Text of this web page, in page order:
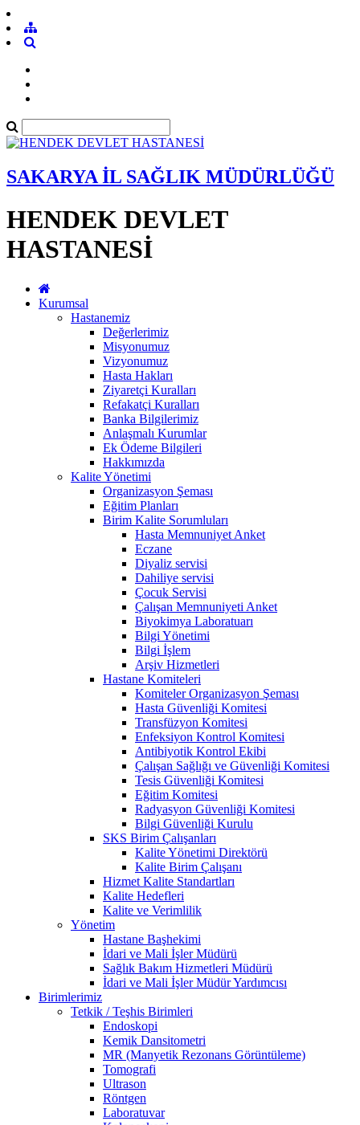
SAKARYA İL SAĞLIK MÜDÜRLÜĞÜ
HENDEK DEVLET
HASTANESİ
Kurumsal
Hastanemiz
Değerlerimiz
Misyonumuz
Vizyonumuz
Hasta Hakları
Ziyaretçi Kuralları
Refakatçi Kuralları
Banka Bilgilerimiz
Anlaşmalı Kurumlar
Ek Ödeme Bilgileri
Hakkımızda
Kalite Yönetimi
Organizasyon Şeması
Eğitim Planları
Birim Kalite Sorumluları
Hasta Memnuniyet Anket
Eczane
Diyaliz servisi
Dahiliye servisi
Çocuk Servisi
Çalışan Memnuniyeti Anket
Biyokimya Laboratuarı
Bilgi Yönetimi
Bilgi İşlem
Arşiv Hizmetleri
Hastane Komiteleri
Komiteler Organizasyon Şeması
Hasta Güvenliği Komitesi
Transfüzyon Komitesi
Enfeksiyon Kontrol Komitesi
Antibiyotik Kontrol Ekibi
Çalışan Sağlığı ve Güvenliği Komitesi
Tesis Güvenliği Komitesi
Eğitim Komitesi
Radyasyon Güvenliği Komitesi
Bilgi Güvenliği Kurulu
SKS Birim Çalışanları
Kalite Yönetimi Direktörü
Kalite Birim Çalışanı
Hizmet Kalite Standartları
Kalite Hedefleri
Kalite ve Verimlilik
Yönetim
Hastane Başhekimi
İdari ve Mali İşler Müdürü
Sağlık Bakım Hizmetleri Müdürü
İdari ve Mali İşler Müdür Yardımcısı
Birimlerimiz
Tetkik / Teşhis Birimleri
Endoskopi
Kemik Dansitometri
MR (Manyetik Rezonans Görüntüleme)
Tomografi
Ultrason
Röntgen
Laboratuvar